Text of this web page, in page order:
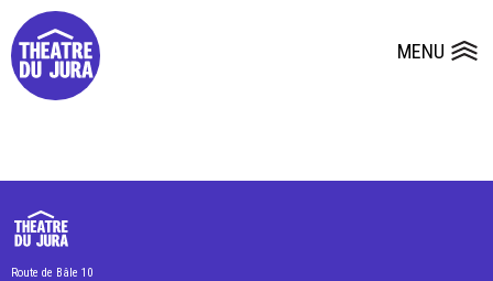
MENU
Presse
Salles
Dépôts de dossiers
Route de Bâle 10